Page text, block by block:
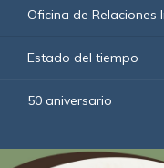
Oficina de Relaciones
Estado del tiempo
50 aniversario